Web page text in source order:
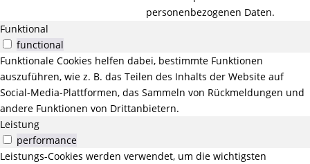
personenbezogenen Daten.
Funktional
functional
Funktionale Cookies helfen dabei, bestimmte Funktionen
auszuführen, wie z. B. das Teilen des Inhalts der Website auf
Social-Media-Plattformen, das Sammeln von Rückmeldungen und
andere Funktionen von Drittanbietern.
Leistung
performance
Leistungs-Cookies werden verwendet, um die wichtigsten